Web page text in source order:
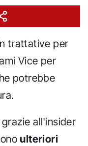
trattative per
Vice per
potrebbe
all'insider
ulteriori